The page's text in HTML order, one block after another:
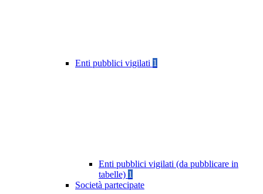
Enti pubblici vigilati 1
Enti pubblici vigilati (da pubblicare in
tabelle) 1
Società partecipate